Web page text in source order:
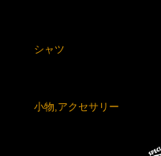
シャツ
小物,アクセサリー